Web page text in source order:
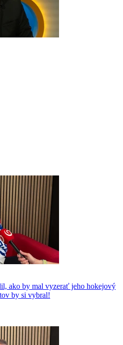
ako by mal vyzerať jeho hokejový
by si vybral!